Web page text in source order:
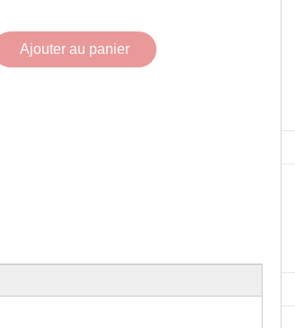
Ajouter au panier